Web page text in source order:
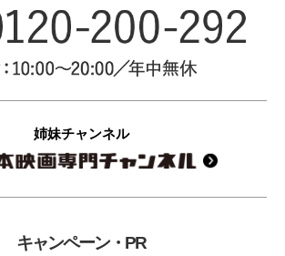
姉妹チャンネル
キャンペーン・PR